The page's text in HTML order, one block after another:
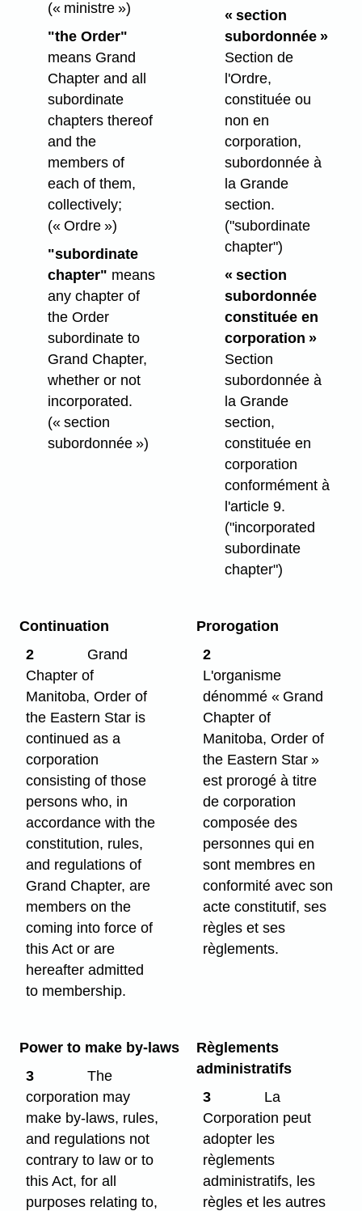
(« ministre »)
"the Order"
means Grand
Chapter and all
subordinate
chapters thereof
and the
members of
each of them,
collectively;
(« Ordre »)
"subordinate
chapter" means
any chapter of
the Order
subordinate to
Grand Chapter,
whether or not
incorporated.
(« section
subordonnée »)
« section
subordonnée »
Section de
l'Ordre,
constituée ou
non en
corporation,
subordonnée à
la Grande
section.
("subordinate
chapter")
« section
subordonnée
constituée en
corporation »
Section
subordonnée à
la Grande
section,
constituée en
corporation
conformément à
l'article 9.
("incorporated
subordinate
chapter")
Continuation
2
Grand
Chapter of
Manitoba, Order of
the Eastern Star is
continued as a
corporation
consisting of those
persons who, in
accordance with the
constitution, rules,
and regulations of
Grand Chapter, are
members on the
coming into force of
this Act or are
hereafter admitted
to membership.
Prorogation
2
L'organisme
dénommé « Grand
Chapter of
Manitoba, Order of
the Eastern Star »
est prorogé à titre
de corporation
composée des
personnes qui en
sont membres en
conformité avec son
acte constitutif, ses
règles et ses
règlements.
Power to make by-laws
3
The
corporation may
make by-laws, rules,
and regulations not
contrary to law or to
this Act, for all
purposes relating to,
Règlements
administratifs
3
La
Corporation peut
adopter les
règlements
administratifs, les
règles et les autres